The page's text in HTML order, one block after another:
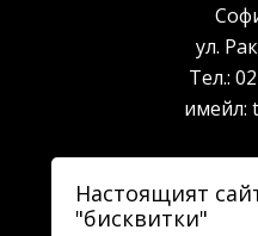
ул.
Тел.:
имейл:
телефон:
Настоящият
"бисквитки"